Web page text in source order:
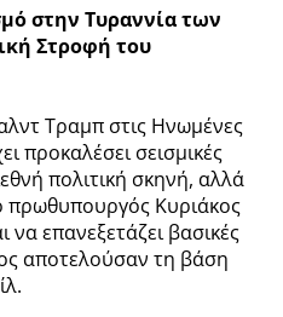
στην Τυραννία των
Στροφή του
Τραμπ στις Ηνωμένες
προκαλέσει σεισμικές
πολιτική σκηνή, αλλά
πρωθυπουργός Κυριάκος
επανεξετάζει βασικές
αποτελούσαν τη βάση